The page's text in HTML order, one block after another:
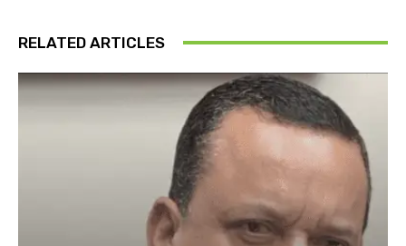
RELATED ARTICLES